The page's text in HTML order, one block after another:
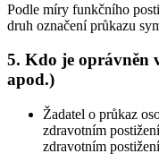
Podle míry funkčního
druh označení průkazu
5. Kdo je oprávněn
apod.)
Žadatel o průkaz
zdravotním
zdravotním